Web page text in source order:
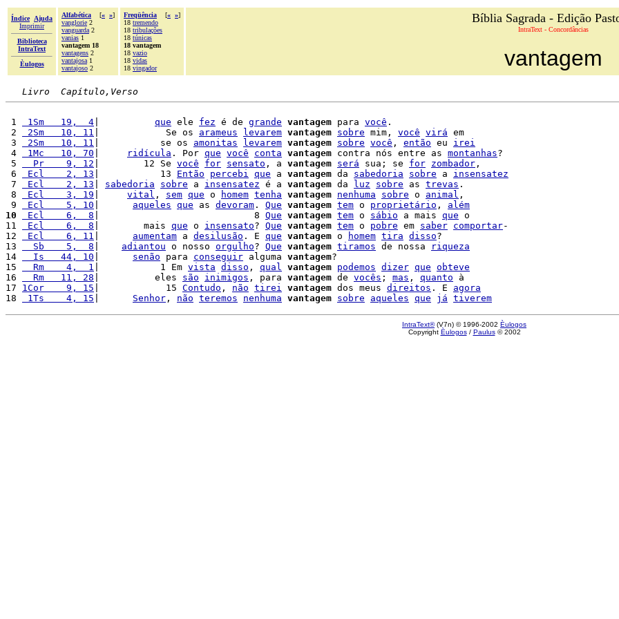
Índice
Ajuda
Imprimir
Biblioteca
IntraText
Èulogos
Alfabética [« »]
vanglorie 2
vanguarda 2
vanias 1
vantagem 18
vantagens 2
vantajosa 1
vantajoso 2
Freqüência [« »]
18 tremendo
18 tribulações
18 túnicas
18 vantagem
18 vazio
18 vidas
18 vingador
Bíblia Sagrada - Edição
IntraText - Concordâncias
vantagem
Livro  Capítulo,Verso
1 1Sm   19,  4 que ele fez é de grande vantagem para você .
2
2Sm   10, 11 |            Se os arameus levarem vantagem sobre mim, você virá em
3
2Sm   10, 11 |           se os amonitas levarem vantagem sobre você , então eu irei
4
1Mc   10, 70 ridícula . Por que você conta vantagem contra nós entre as montanhas?
5
  Pr    9, 12
|        12 Se você for sensato , a vantagem será sua; se for zombador ,
6
Ecl    2, 13 |           13 Então percebi que a vantagem da sabedoria sobre a insensatez
7
Ecl    2, 13 sabedoria sobre a insensatez é a vantagem da luz sobre as trevas .
8
Ecl    3, 19 vital , sem que o homem tenha vantagem nenhuma sobre o animal ,
9
Ecl    5, 10 aqueles que as devoram . Que vantagem tem o proprietário , além
10
Ecl    6,  8 |                            8 Que vantagem tem o sábio a mais que o
11
Ecl    6,  8 |        mais que o insensato? Que vantagem tem o pobre em saber comportar-
12
Ecl    6, 11 aumentam a desilusão . E que vantagem o homem tira disso?
13
  Sb    5,  8
adiantou o nosso orgulho? Que vantagem tiramos de nossa
riqueza
14
  Is   44, 10
senão para conseguir alguma vantagem?
15
  Rm    4,  1
|           1 Em vista disso , qual vantagem podemos dizer que obteve
16
  Rm   11, 28
|          eles são inimigos , para vantagem de vocês ; mas , quanto à
17 1Cor    9, 15 |            15 Contudo , não tirei vantagem dos meus direitos . E agora
18
1Ts    4, 15 Senhor , não teremos nenhuma vantagem sobre aqueles que já tiverem
IntraText®(V7n) © 1996-2002 Èulogos
Copyright Èulogos/ Paulus© 2002